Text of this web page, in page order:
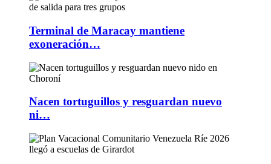
Terminal de Maracay mantiene
exoneración…
Nacen tortuguillos y resguardan nuevo
ni…